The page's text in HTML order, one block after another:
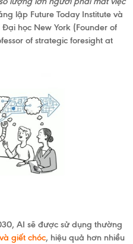
lập Future Today Institute và
học New York (Founder of
of strategic foresight at
AI sẽ được sử dụng thường
giết chóc, hiệu quả hơn nhiều